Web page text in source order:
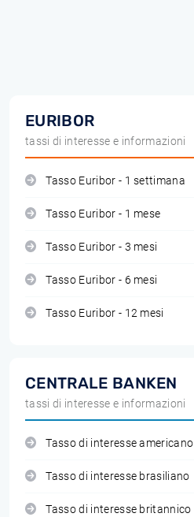
EURIBOR
tassi di interesse e informazioni
Tasso Euribor - 1 settimana
Tasso Euribor - 1 mese
Tasso Euribor - 3 mesi
Tasso Euribor - 6 mesi
Tasso Euribor - 12 mesi
CENTRALE BANKEN
tassi di interesse e informazioni
Tasso di interesse americano
Tasso di interesse brasiliano
Tasso di interesse britannico